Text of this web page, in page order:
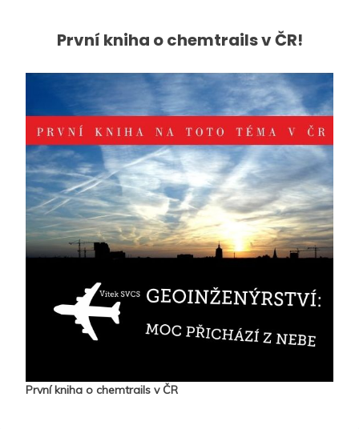
První kniha o chemtrails v ČR!
První kniha o chemtrails v ČR